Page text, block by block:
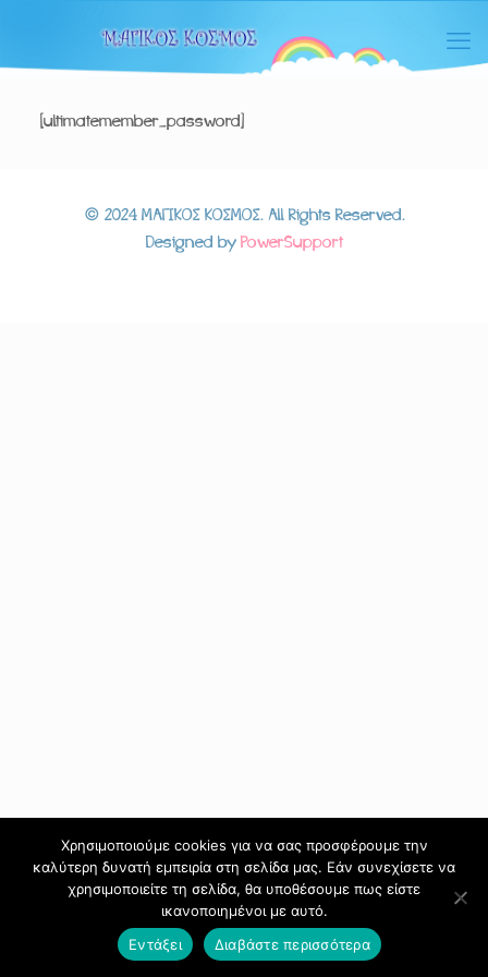
[ultimatemember_password]
© 2024 ΜΑΓΙΚΟΣ ΚΟΣΜΟΣ. All Rights Reserved.
Designed by PowerSupport
Χρησιμοποιούμε cookies για να σας προσφέρουμε την
καλύτερη δυνατή εμπειρία στη σελίδα μας. Εάν συνεχίσετε να
χρησιμοποιείτε τη σελίδα, θα υποθέσουμε πως είστε
ικανοποιημένοι με αυτό.
Εντάξει
Διαβάστε περισσότερα